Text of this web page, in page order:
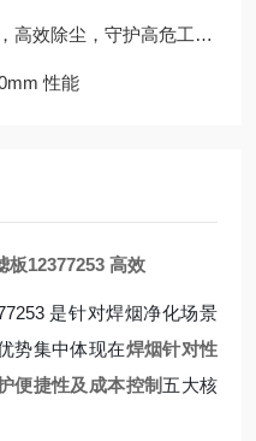
除尘，守护高危工况安全
性能
板12377253 高效
是针对焊烟净化场景
势集中体现在焊烟针对性
便捷性及成本控制 五大核